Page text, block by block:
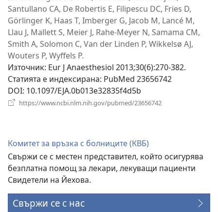
прозорец)
Santullano CA, De Robertis E, Filipescu DC, Fries D,
Görlinger K, Haas T, Imberger G, Jacob M, Lancé M,
Llau J, Mallett S, Meier J, Rahe-Meyer N, Samama CM,
Smith A, Solomon C, Van der Linden P, Wikkelsø AJ,
Wouters P, Wyffels P.
Източник‎: Eur J Anaesthesiol 2013;30(6):270-382.
Статията е индексирана‎: PubMed 23656742
DOI‎: 10.1097/EJA.0b013e32835f4d5b
https://www.ncbi.nlm.nih.gov/pubmed/23656742
Комитет за връзка с болниците (КВБ)
Свържи се с местен представител, който осигурява
безплатна помощ за лекари, лекуващи пациенти
Свидетели на Йехова.
Свържи се с нас